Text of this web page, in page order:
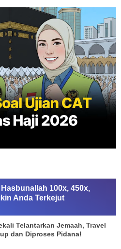
100x, 450x,
Anda Terkejut
Telantarkan Jemaah, Travel
dan Diproses Pidana!